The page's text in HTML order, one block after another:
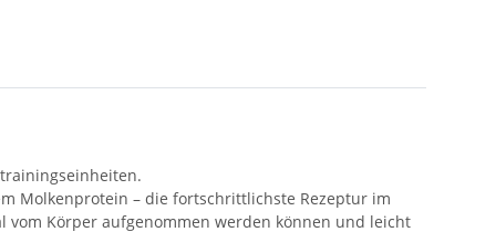
Molkenprotein – die fortschrittlichste Rezeptur im
Körper aufgenommen werden können und leicht